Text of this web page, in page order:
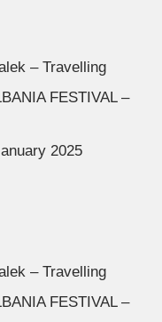
– Travelling
FESTIVAL –
2025
– Travelling
FESTIVAL –